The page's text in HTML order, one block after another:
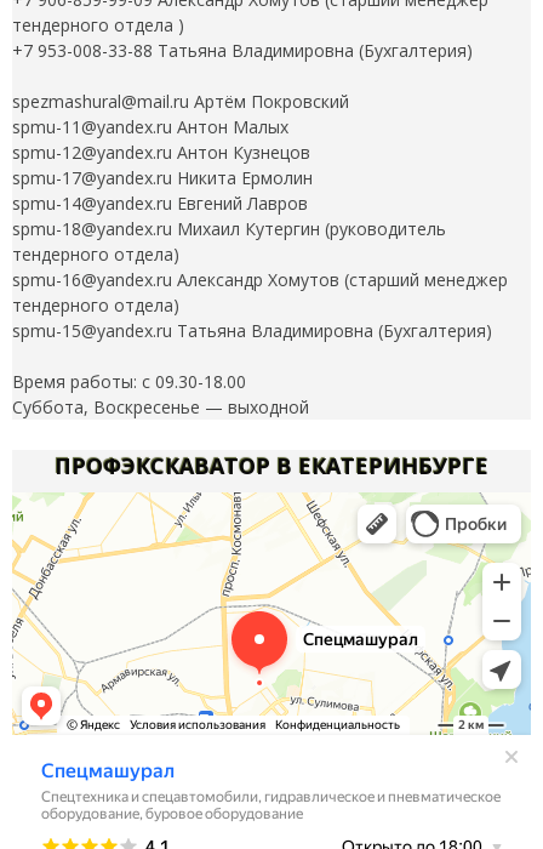
тендерного отдела )
+7 953-008-33-88 Татьяна Владимировна (Бухгалтерия)
spezmashural@mail.ru Артём Покровский
spmu-11@yandex.ru Антон Малых
spmu-12@yandex.ru Антон Кузнецов
spmu-17@yandex.ru Никита Ермолин
spmu-14@yandex.ru Евгений Лавров
spmu-18@yandex.ru Михаил Кутергин (руководитель
тендерного отдела)
spmu-16@yandex.ru Александр Хомутов (старший менеджер
тендерного отдела)
spmu-15@yandex.ru Татьяна Владимировна (Бухгалтерия)
Время работы: с 09.30-18.00
Суббота, Воскресенье — выходной
ПРОФЭКСКАВАТОР В ЕКАТЕРИНБУРГЕ